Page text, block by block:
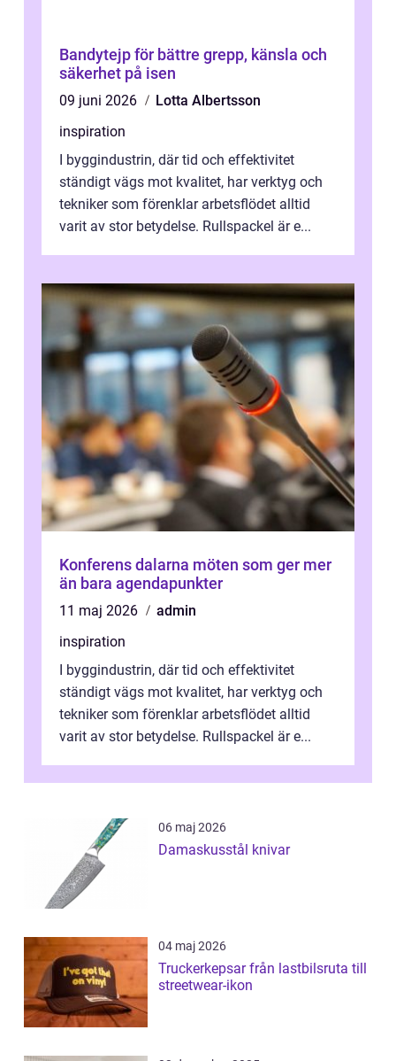
Bandytejp för bättre grepp, känsla och
säkerhet på isen
09 juni 2026
Lotta Albertsson
inspiration
I byggindustrin, där tid och effektivitet
ständigt vägs mot kvalitet, har verktyg och
tekniker som förenklar arbetsflödet alltid
varit av stor betydelse. Rullspackel är e...
Konferens dalarna möten som ger mer
än bara agendapunkter
11 maj 2026
admin
inspiration
I byggindustrin, där tid och effektivitet
ständigt vägs mot kvalitet, har verktyg och
tekniker som förenklar arbetsflödet alltid
varit av stor betydelse. Rullspackel är e...
06 maj 2026
Damaskusstål knivar
04 maj 2026
Truckerkepsar från lastbilsruta till
streetwear-ikon